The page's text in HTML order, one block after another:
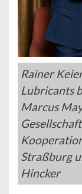
Rainer
Lubricants
Marcus
Straßburg
Hincker